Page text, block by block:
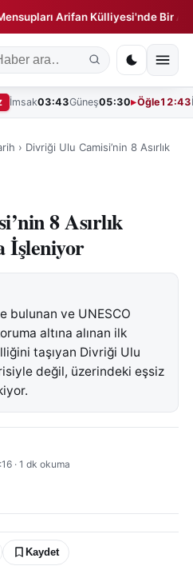
Arifan Külliyesi'nde Bir Araya
İmsak03:43Güneş05:30 Öğle12:43
› Divriği Ulu Camisi’nin 8 Asırlık
8 Asırlık
İşleniyor
bulunan ve UNESCO
altına alınan ilk
taşıyan Divriği Ulu
değil, üzerindeki eşsiz
· 1 dk okuma
Kaydet